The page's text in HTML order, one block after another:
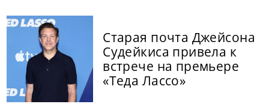
Старая почта Джейсона
Судейкиса привела к
встрече на премьере
«Теда Лассо»